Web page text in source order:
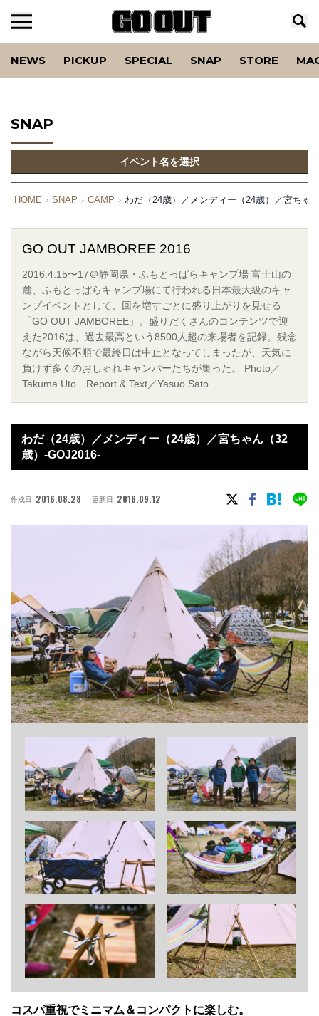
NEWS PICKUP SPECIAL SNAP STORE
SNAP
イベント名を選択
HOME › SNAP › CAMP › わだ（24歳）／メンディー（24歳）／宮ちゃ
GO OUT JAMBOREE 2016
2016.4.15〜17＠静岡県・ふもとっぱらキャンプ場 富士山の
麓、ふもとっぱらキャンプ場にて行われる日本最大級のキャ
ンプイベントとして、回を増すごとに盛り上がりを見せる
「GO OUT JAMBOREE」。盛りだくさんのコンテンツで迎
えた2016は、過去最高という8500人超の来場者を記録。残念
ながら天候不順で最終日は中止となってしまったが、天気に
負けず多くのおしゃれキャンパーたちが集った。 Photo／
Takuma Uto Report & Text／Yasuo Sato
わだ（24歳）／メンディー（24歳）／宮ちゃん（32
歳）-GOJ2016-
作成日 2016.08.28 更新日 2016.09.12
コスパ重視でミニマム＆コンパクトに楽しむ。